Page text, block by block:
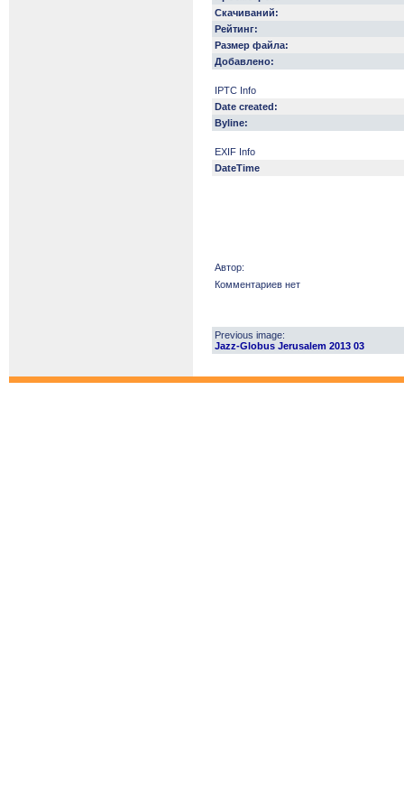
Скачиваний:
Рейтинг:
Размер файла:
Добавлено:
IPTC Info
Date created:
Byline:
EXIF Info
DateTime
Автор:
Комментариев нет
Previous image:
Jazz-Globus Jerusalem 2013 03